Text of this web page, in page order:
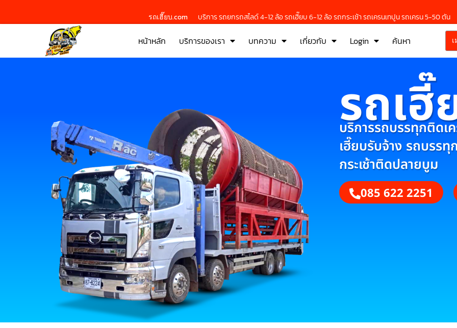
รถเฮี๊ยบ.com บริการ รถยกรถสไลด์ 4-12 ล้อ รถเฮี๊ยบ 6-12 ล้อ รถกระเช้า รถเครนเทปูน รถเครน 5-50 ตัน
หน้าหลัก บริการของเรา บทความ เกี่ยวกับ Login ค้นหา
รถเฮี๊
บริการรถบรรทุกติดเ
เฮี๊ยบรับจ้าง รถบรรทุ
กระเช้าติดปลายบูม
085 622 2251